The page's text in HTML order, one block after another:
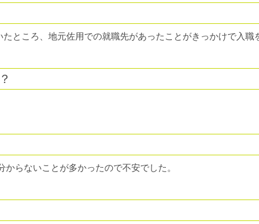
ところ、地元佐用での就職先があったことがきっかけで入職
らないことが多かったので不安でした。